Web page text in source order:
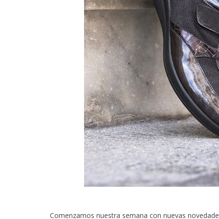
Comenzamos nuestra semana con nuevas